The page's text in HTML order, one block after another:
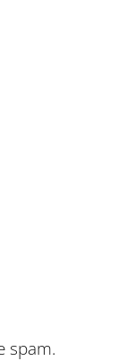
spam.